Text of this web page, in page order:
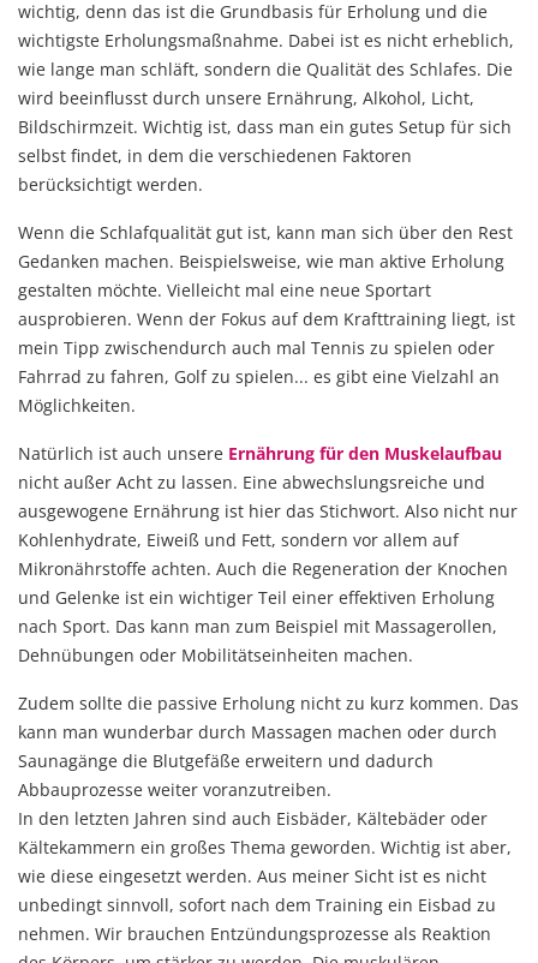
wichtig, denn das ist die Grundbasis für Erholung und die
wichtigste Erholungsmaßnahme. Dabei ist es nicht erheblich,
wie lange man schläft, sondern die Qualität des Schlafes. Die
wird beeinflusst durch unsere Ernährung, Alkohol, Licht,
Bildschirmzeit. Wichtig ist, dass man ein gutes Setup für sich
selbst findet, in dem die verschiedenen Faktoren
berücksichtigt werden.
Wenn die Schlafqualität gut ist, kann man sich über den Rest
Gedanken machen. Beispielsweise, wie man aktive Erholung
gestalten möchte. Vielleicht mal eine neue Sportart
ausprobieren. Wenn der Fokus auf dem Krafttraining liegt, ist
mein Tipp zwischendurch auch mal Tennis zu spielen oder
Fahrrad zu fahren, Golf zu spielen... es gibt eine Vielzahl an
Möglichkeiten.
Natürlich ist auch unsere Ernährung für den Muskelaufbau
nicht außer Acht zu lassen. Eine abwechslungsreiche und
ausgewogene Ernährung ist hier das Stichwort. Also nicht nur
Kohlenhydrate, Eiweiß und Fett, sondern vor allem auf
Mikronährstoffe achten. Auch die Regeneration der Knochen
und Gelenke ist ein wichtiger Teil einer effektiven Erholung
nach Sport. Das kann man zum Beispiel mit Massagerollen,
Dehnübungen oder Mobilitätseinheiten machen.
Zudem sollte die passive Erholung nicht zu kurz kommen. Das
kann man wunderbar durch Massagen machen oder durch
Saunagänge die Blutgefäße erweitern und dadurch
Abbauprozesse weiter voranzutreiben.
In den letzten Jahren sind auch Eisbäder, Kältebäder oder
Kältekammern ein großes Thema geworden. Wichtig ist aber,
wie diese eingesetzt werden. Aus meiner Sicht ist es nicht
unbedingt sinnvoll, sofort nach dem Training ein Eisbad zu
nehmen. Wir brauchen Entzündungsprozesse als Reaktion